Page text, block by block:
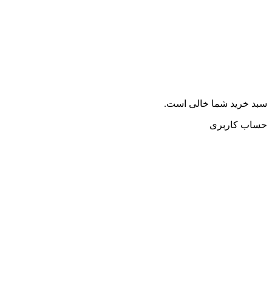
سبد خرید شما خالی است.
حساب کاربری